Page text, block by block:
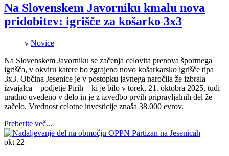
Na Slovenskem Javorniku kmalu nova
pridobitev: igrišče za košarko 3x3
v Novice
Na Slovenskem Javorniku se začenja celovita prenova športnega
igrišča, v okviru katere bo zgrajeno novo košarkarsko igrišče tipa
3x3. Občina Jesenice je v postopku javnega naročila že izbrala
izvajalca – podjetje Pirih – ki je bilo v torek, 21. oktobra 2025, tudi
uradno uvedeno v delo in je z izvedbo prvih pripravljalnih del že
začelo. Vrednost celotne investicije znaša 38.000 evrov.
Preberite več...
okt 22